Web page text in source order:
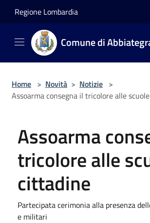
Regione Lombardia
Comune di
Home > Novità > Notizie >
Assoarma consegna il tricolore alle
Assoarma
tricolore alle
cittadine
Partecipata cerimonia alla presenza
e militari